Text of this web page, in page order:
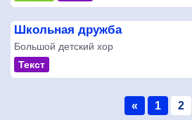
Школьная дружба
Большой детский хор
Текст
« 1 2